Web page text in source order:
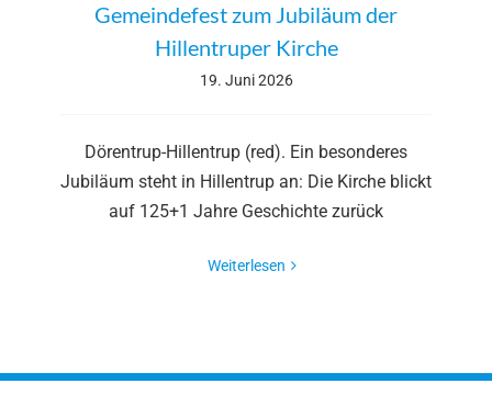
Gemeindefest zum Jubiläum der
Hillentruper Kirche
19. Juni 2026
Dörentrup-Hillentrup (red). Ein besonderes
Jubiläum steht in Hillentrup an: Die Kirche blickt
auf 125+1 Jahre Geschichte zurück
Weiterlesen